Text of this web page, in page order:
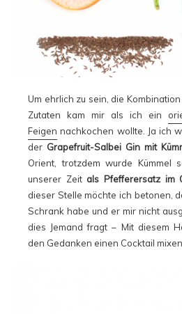
Um ehrlich zu sein, die
Zutaten kam mir als ich ein
Feigen nachkochen wollte. Ja ich
der Grapefruit-Salbei Gin mit
Orient, trotzdem wurde Kümmel
unserer Zeit als Pfefferersatz im
dieser Stelle möchte ich betonen,
Schrank habe und er mir nicht
dies Jemand fragt – Mit diesem
den Gedanken einen Cocktail